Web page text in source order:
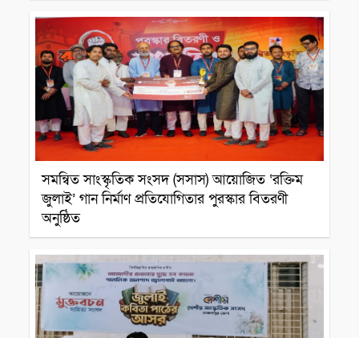
সমন্বিত সাংস্কৃতিক সংসদ (সসাস) আয়োজিত ‘রক্তিম
জুলাই’ গান নির্মাণ প্রতিযোগিতার পুরস্কার বিতরণী
অনুষ্ঠিত
সাংস্কৃতিক প্রতিষ্ঠান